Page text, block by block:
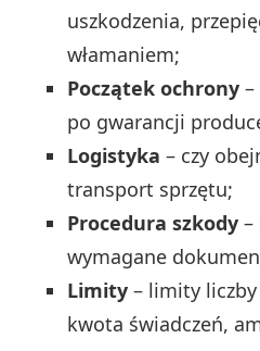
uszkodzenia,
włamaniem;
Początek ochrony
po gwarancji
Logistyka – czy
transport sprzętu;
Procedura szkody –
wymagane
Limity – limity
kwota świadczeń,